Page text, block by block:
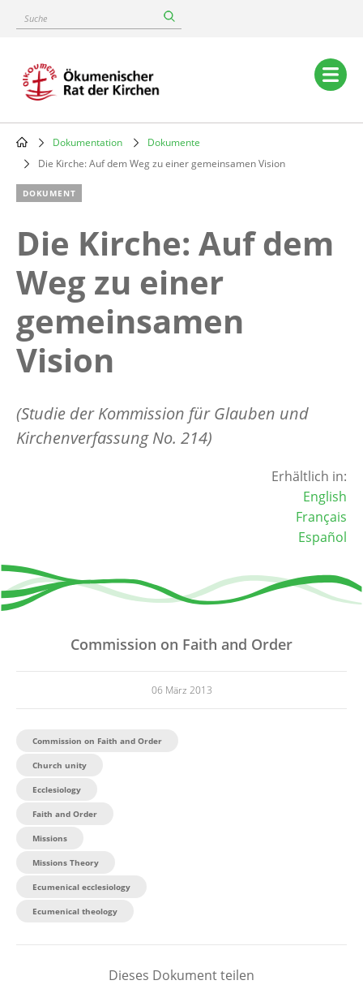
content
Suche
Main
navigation
Breadcrumb
Dokumentation
Dokumente
Die Kirche: Auf dem Weg zu einer gemeinsamen Vision
DOKUMENT
Die Kirche: Auf dem
Weg zu einer
gemeinsamen
Vision
(Studie der Kommission für Glauben und
Kirchenverfassung No. 214)
Erhältlich in:
English
Français
Español
Commission on Faith and Order
06 März 2013
Commission on Faith and Order
Church unity
Ecclesiology
Faith and Order
Missions
Missions Theory
Ecumenical ecclesiology
Ecumenical theology
Dieses Dokument teilen